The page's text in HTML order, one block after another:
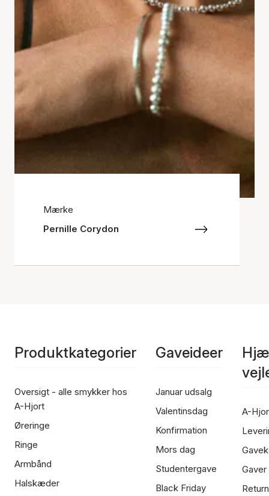
Mærke
Pernille Corydon
Produktkategorier
Oversigt - alle smykker hos
A-Hjort
Øreringe
Ringe
Armbånd
Halskæder
Gaveideer
Januar udsalg
Valentinsdag
Konfirmation
Mors dag
Studentergave
Black Friday
A-